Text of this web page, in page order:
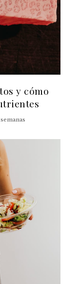
y cómo